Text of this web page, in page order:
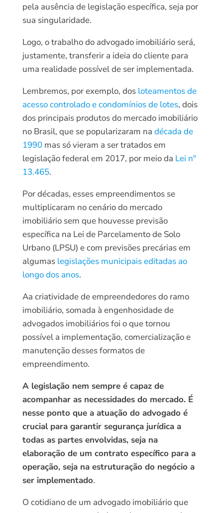
pela ausência de legislação específica, seja por
sua singularidade.
Logo, o trabalho do advogado imobiliário será,
justamente, transferir a ideia do cliente para
uma realidade possível de ser implementada.
Lembremos, por exemplo, dos loteamentos de
acesso controlado e condomínios de lotes, dois
dos principais produtos do mercado imobiliário
no Brasil, que se popularizaram na década de
1990mas só vieram a ser tratados em
legislação federal em 2017, por meio da Lei nº
13.465.
Por décadas, esses empreendimentos se
multiplicaram no cenário do mercado
imobiliário sem que houvesse previsão
específica na Lei de Parcelamento de Solo
Urbano (LPSU) e com previsões precárias em
algumas legislações municipais editadas ao
longo dos anos.
Aa criatividade de empreendedores do ramo
imobiliário, somada à engenhosidade de
advogados imobiliários foi o que tornou
possível a implementação, comercialização e
manutenção desses formatos de
empreendimento.
A legislação nem sempre é capaz de
acompanhar as necessidades do mercado. É
nesse ponto que a atuação do advogado é
crucial para garantir segurança jurídica a
todas as partes envolvidas, seja na
elaboração de um contrato específico para a
operação, seja na estruturação do negócio a
ser implementado.
O cotidiano de um advogado imobiliário que